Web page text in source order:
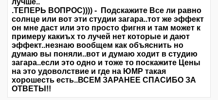
лучше..
.ТЕПЕРЬ ВОПРОС)))) - Подскажите Все ли равно
солнце или вот эти студии загара..тот же эффект
он мне даст или это просто фигня и там может к
примеру какиъх то лучей нет которые и дают
эффект..незнаю вообщем как объяснить но
думаю вы поняли..вот и думаю ходит в студию
загара..если это одно и тоже то поскажите Цены
на это удоволствие и где на ЮМР такая
хорошесть есть..ВСЕМ ЗАРАНЕЕ СПАСИБО ЗА
ОТВЕТЫ!!